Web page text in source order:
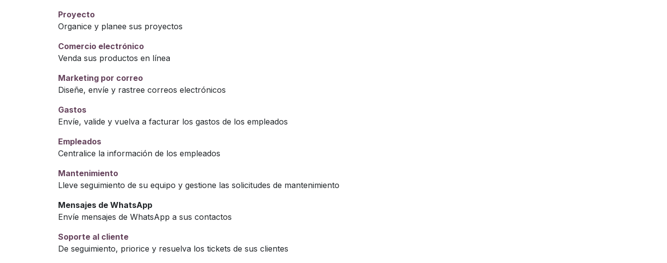
Proyecto
Organice y planee sus proyectos
Comercio electrónico
Venda sus productos en línea
Marketing por correo
Diseñe, envíe y rastree correos electrónicos
Gastos
Envíe, valide y vuelva a facturar los gastos de los empleados
Empleados
Centralice la información de los empleados
Mantenimiento
Lleve seguimiento de su equipo y gestione las solicitudes de mantenimiento
Mensajes de WhatsApp
Envíe mensajes de WhatsApp a sus contactos
Soporte al cliente
De seguimiento, priorice y resuelva los tickets de sus clientes